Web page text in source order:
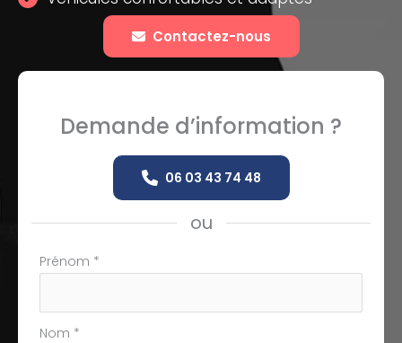
Contactez-nous
Demande d’information ?
06 03 43 74 48
ou
Formulaire
téléphone
Prénom *
Nom *